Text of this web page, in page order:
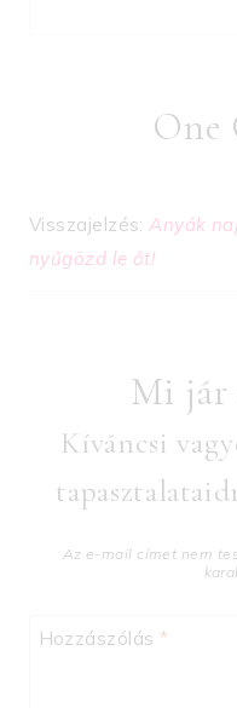
One
Visszajelzés:Anyák
nyűgözd le őt!
Mi jár
Kíváncsi
Az e-mail címet nem
Hozzászólás *